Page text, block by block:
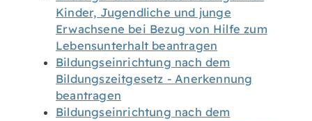
Kinder, Jugendliche und junge
Erwachsene bei Bezug von Hilfe zum
Lebensunterhalt beantragen
Bildungseinrichtung nach dem
Bildungszeitgesetz - Anerkennung
beantragen
Bildungseinrichtung nach dem